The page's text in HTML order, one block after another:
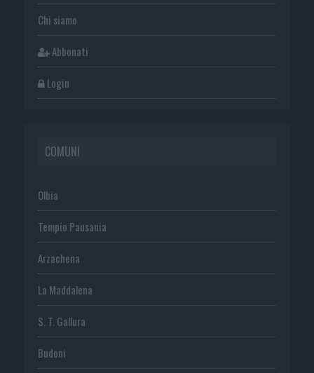
Chi siamo
Abbonati
Login
COMUNI
Olbia
Tempio Pausania
Arzachena
La Maddalena
S. T. Gallura
Budoni